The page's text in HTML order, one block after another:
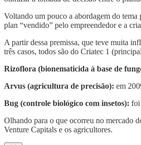
Voltando um pouco a abordagem do tema
plan “vendido” pelo empreendedor e a
A partir dessa premissa, que teve muita
três casos, todos são do Criatec 1
Rizoflora (bionematicida à base de
Arvus (agricultura de precisão): em
Bug (controle biológico com insetos): foi
Olhando para o que ocorreu no mercado
Venture Capitals e os agricultores.